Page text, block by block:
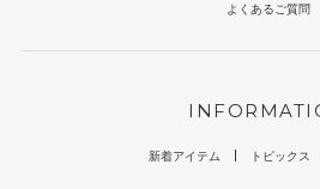
よくあるご質問
新着アイテム トピックス